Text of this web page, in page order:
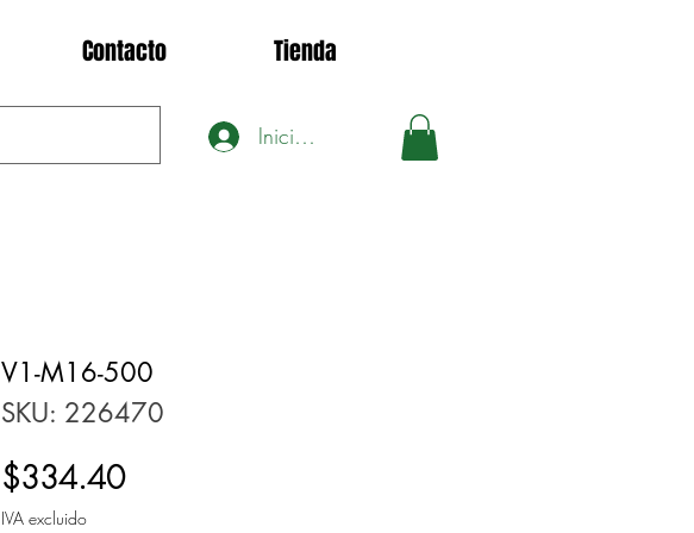
Contacto Tienda
Iniciar sesión
V1-M16-500
SKU: 226470
$334.40Precio
IVA excluido